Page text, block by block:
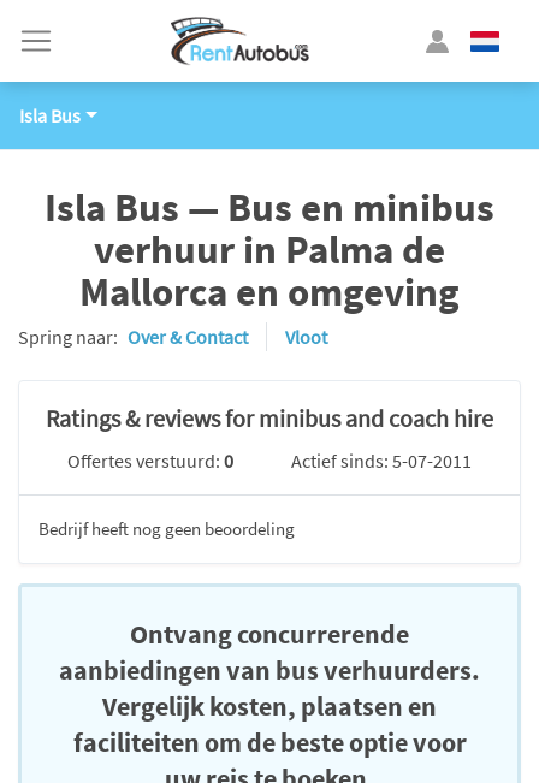
Isla Bus
Isla Bus — Bus en minibus
verhuur in Palma de
Mallorca en omgeving
Spring naar: Over & Contact Vloot
Ratings & reviews for minibus and coach hire
Offertes verstuurd: 0 Actief sinds: 5-07-2011
Bedrijf heeft nog geen beoordeling
Ontvang concurrerende
aanbiedingen van bus verhuurders.
Vergelijk kosten, plaatsen en
faciliteiten om de beste optie voor